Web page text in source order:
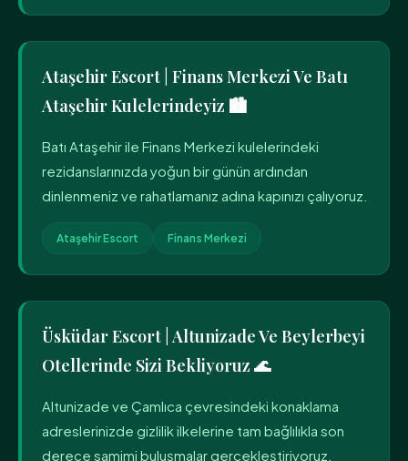
Ataşehir Escort | Finans Merkezi Ve Batı
Ataşehir Kulelerindeyiz 🏙️
Batı Ataşehir ile Finans Merkezi kulelerindeki
rezidanslarınızda yoğun bir günün ardından
dinlenmeniz ve rahatlamanız adına kapınızı çalıyoruz.
Ataşehir Escort Finans Merkezi
Üsküdar Escort | Altunizade Ve Beylerbeyi
Otellerinde Sizi Bekliyoruz 🌊
Altunizade ve Çamlıca çevresindeki konaklama
adreslerinizde gizlilik ilkelerine tam bağlılıkla son
derece samimi buluşmalar gerçekleştiriyoruz.